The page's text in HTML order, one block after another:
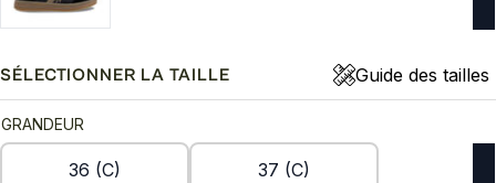
SÉLECTIONNER LA TAILLE Guide des tailles
GRANDEUR
36 (C) 37 (C)